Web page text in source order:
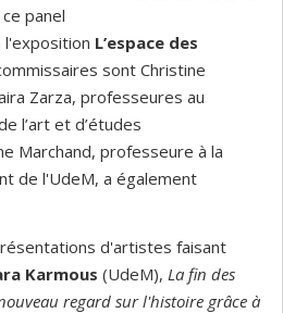
panel
l'exposition L’espace des
sont Christine
Zarza, professeures au
l’art et d’études
Marchand, professeure à la
de l'UdeM, a également
d'artistes faisant
Karmous (UdeM), La fin des
regard sur l'histoire grâce à